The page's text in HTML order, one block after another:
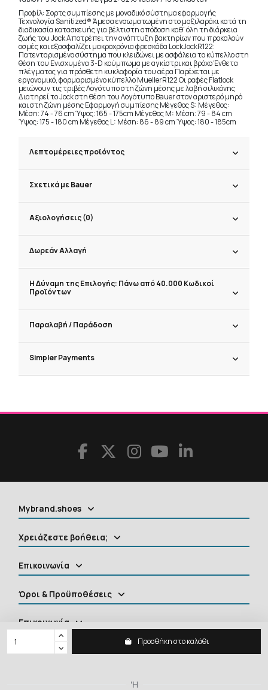
Προσθήκη στο καλάθι
Προφίλ: Σορτς συμπίεσης με μοναδικό σύστημα εφαρμογής
Τεχνολογία Sanitized® Άμεσα ενσωματωμένη στο μαξιλαράκι κατά τη
διαδικασία κατασκευής για βέλτιστη απόδοση καθ' όλη τη διάρκεια
ζωής του Jock Αποτρέπει την ανάπτυξη βακτηρίων που προκαλούν
οσμές και εξασφαλίζει μακροχρόνια φρεσκάδα LockJockR122:
Πατενταρισμένο σύστημα που κλειδώνει με ασφάλεια το κύπελλο στη
θέση του Ενισχυμένα 3-D κούμπωμα με αγκίστρι και βρόχο Ένθετα
πλέγματος για πρόσθετη κυκλοφορία του αέρα Παρέχεται με
εργονομικό, φορμαρισμένο κύπελλο MuellerR122 Οι ραφές Flatlock
μειώνουν τις τριβές Λογότυπο στη ζώνη μέσης με λαβή σιλικόνης
Διατηρεί το Jock στη θέση του Λογότυπο Bauer στον αριστερό μηρό
και στη ζώνη μέσης Εφαρμογή συμπίεσης Μέγεθος S: Μέγεθος:
Μέση: 74 - 76 cm Ύψος: 165 - 175cm Μέγεθος M: Μέση: 79 - 84 cm
Ύψος: 175 - 180 cm Μέγεθος L: Μέση: 86 - 89 cm Ύψος: 180 - 185cm
Λεπτομέρειες προϊόντος
Σχετικά με Bauer
Αξιολογήσεις (0)
Δωρεάν Αλλαγή
Η Δύναμη της Επιλογής: Πάνω από 40.000 Κωδικοί
Προϊόντων
Παραλαβή / Παράδoση
Simpler Payments
Mybrand.shoes
Χρειάζεστε βοήθεια;
Επικοινωνία
Όροι & Προϋποθέσεις
Επικοινωνία